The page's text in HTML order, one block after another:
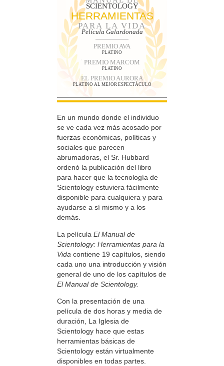
SCIENTOLOGY
HERRAMIENTAS
PARA LA VIDA
Película Galardonada
PREMIO AVA
PLATINO
PREMIO MARCOM
PLATINO
EL PREMIO AURORA
PLATINO AL MEJOR ESPECTÁCULO
En un mundo donde el individuo
se ve cada vez más acosado por
fuerzas económicas, políticas y
sociales que parecen
abrumadoras, el Sr. Hubbard
ordenó la publicación del libro
para hacer que la tecnología de
Scientology estuviera fácilmente
disponible para cualquiera y para
ayudarse a sí mismo y a los
demás.
La película El Manual de
Scientology: Herramientas para la
Vida contiene 19 capítulos, siendo
cada uno una introducción y visión
general de uno de los capítulos de
El Manual de Scientology.
Con la presentación de una
película de dos horas y media de
duración, La Iglesia de
Scientology hace que estas
herramientas básicas de
Scientology están virtualmente
disponibles en todas partes.